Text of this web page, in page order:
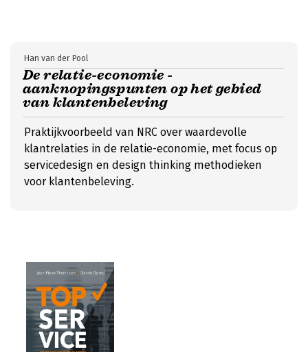
De relatie-economie -
aanknopingspunten op het gebied
van klantenbeleving
Han van der Pool
Praktijkvoorbeeld van NRC over waardevolle
klantrelaties in de relatie-economie, met focus op
servicedesign en design thinking methodieken
voor klantenbeleving.